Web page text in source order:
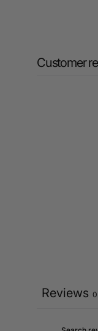
Customer
Reviews 0